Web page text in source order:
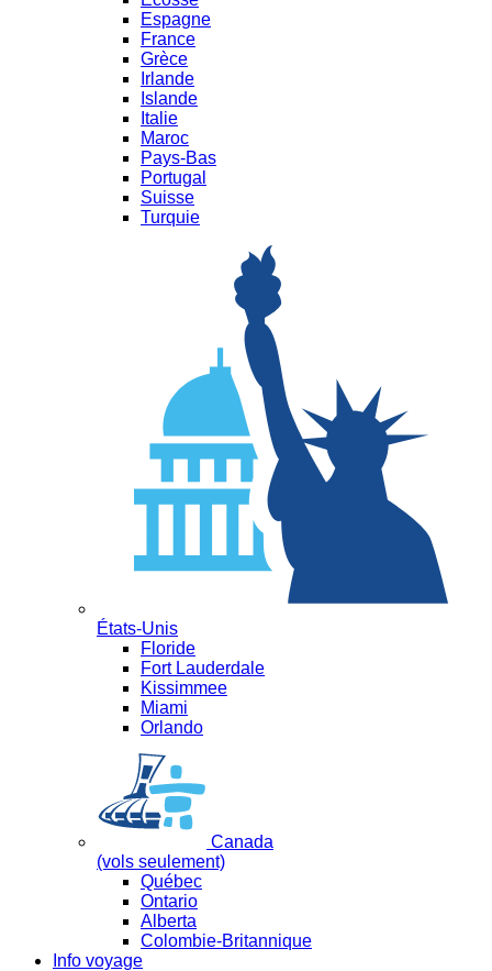
Espagne
France
Grèce
Irlande
Islande
Italie
Maroc
Pays-Bas
Portugal
Suisse
Turquie
États-Unis
Floride
Fort Lauderdale
Kissimmee
Miami
Orlando
Canada
(vols seulement)
Québec
Ontario
Alberta
Colombie-Britannique
Info voyage